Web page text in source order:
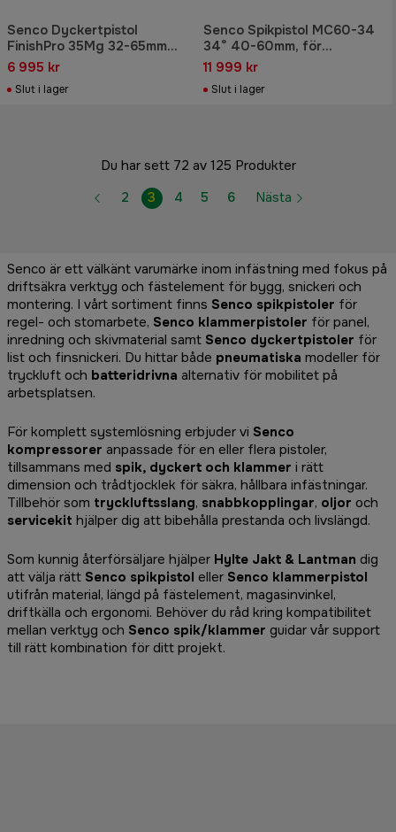
Senco Dyckertpistol
FinishPro 35Mg 32-65mm
1,8mm DA-dyckert
6 995 kr
Slut i lager
Senco Spikpistol MC60-34
34° 40-60mm, för
ankarspik
11 999 kr
Slut i lager
Du har sett 72 av 125 Produkter
2
3 4 5 6 Nästa
Senco är ett välkänt varumärke inom infästning med fokus på
driftsäkra verktyg och fästelement för bygg, snickeri och
montering. I vårt sortiment finns Senco spikpistoler för
regel- och stomarbete, Senco klammerpistoler för panel,
inredning och skivmaterial samt Senco dyckertpistoler för
list och finsnickeri. Du hittar både pneumatiska modeller för
tryckluft och batteridrivna alternativ för mobilitet på
arbetsplatsen.
För komplett systemlösning erbjuder vi Senco
kompressorer anpassade för en eller flera pistoler,
tillsammans med spik, dyckert och klammer i rätt
dimension och trådtjocklek för säkra, hållbara infästningar.
Tillbehör som tryckluftsslang, snabbkopplingar, oljor och
servicekit hjälper dig att bibehålla prestanda och livslängd.
Som kunnig återförsäljare hjälper Hylte Jakt & Lantman dig
att välja rätt Senco spikpistol eller Senco klammerpistol
utifrån material, längd på fästelement, magasinvinkel,
driftkälla och ergonomi. Behöver du råd kring kompatibilitet
mellan verktyg och Senco spik/klammer guidar vår support
till rätt kombination för ditt projekt.